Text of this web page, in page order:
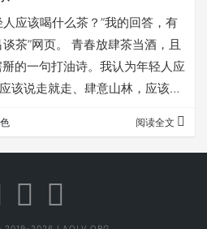
应该喝什么茶？”我的回答，有
茶”网页。 青春放肆茶当酒，且
的一句打油诗。我认为年轻人应
该说走就走、肆意山林，应该清
自己，添加剂算什么。 当然，如
该喝滋味稍烈、健康的茶，无味
阅读全文